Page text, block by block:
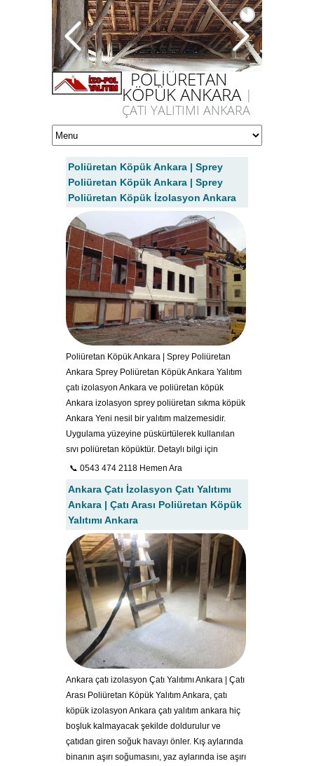
POLİÜRETAN
KÖPÜK ANKARA |
ÇATI YALITIMI ANKARA
Poliüretan Köpük Ankara | Sprey
Poliüretan Köpük Ankara | Sprey
Poliüretan Köpük İzolasyon Ankara
Poliüretan Köpük Ankara | Sprey Poliüretan
Ankara Sprey Poliüretan Köpük Ankara Yalıtım
çatı izolasyon Ankara ve poliüretan köpük
Ankara izolasyon sprey poliüretan sıkma köpük
Ankara Yeni nesil bir yalıtım malzemesidir.
Uygulama yüzeyine püskürtülerek kullanılan
sıvı poliüretan köpüktür. Detaylı bilgi için
📞 0543 474 2118 Hemen Ara
Ankara Çatı İzolasyon Çatı Yalıtımı
Ankara | Çatı Arası Poliüretan Köpük
Yalıtımı Ankara
Ankara çatı izolasyon Çatı Yalıtımı Ankara | Çatı
Arası Poliüretan Köpük Yalıtım Ankara, çatı
köpük izolasyon Ankara çatı yalıtım ankara hiç
boşluk kalmayacak şekilde doldurulur ve
çatıdan giren soğuk havayı önler. Kış aylarında
binanın aşırı soğumasını, yaz aylarında ise aşırı